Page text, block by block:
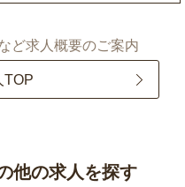
ど求人概要のご案内
TOP
他の求人を探す